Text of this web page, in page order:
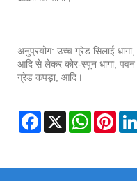
अनुप्रयोग: उच्च ग्रेड सिलाई
आदि से लेकर कोर-स्पून धागा,
ग्रेड कपड़ा, आदि।
Facebook
X WhatsApp